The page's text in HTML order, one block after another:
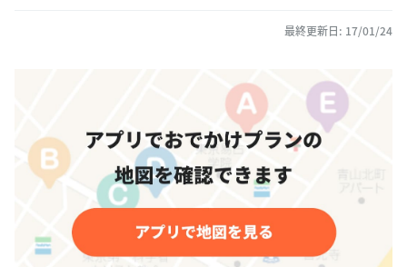
最終更新日: 17/01/24